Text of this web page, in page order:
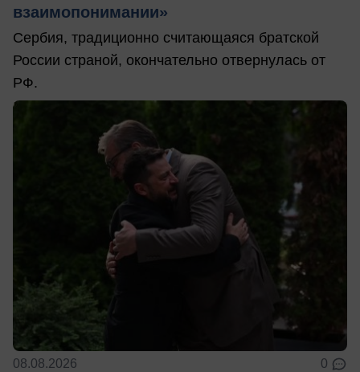
взаимопонимании»
Сербия, традиционно считающаяся братской
России страной, окончательно отвернулась от
РФ.
08.08.2026 0